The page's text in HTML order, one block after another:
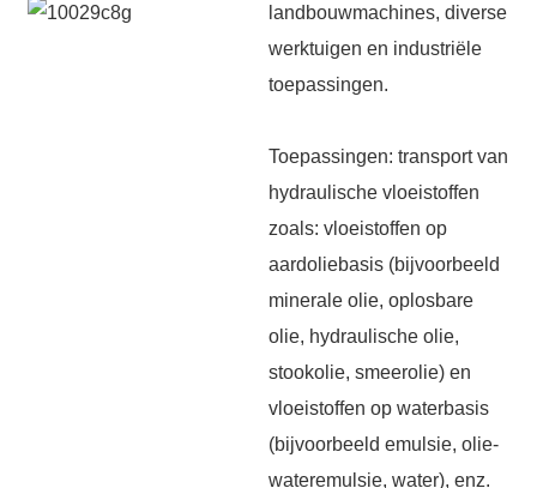
landbouwmachines, diverse
werktuigen en industriële
toepassingen.
Toepassingen: transport van
hydraulische vloeistoffen
zoals: vloeistoffen op
aardoliebasis (bijvoorbeeld
minerale olie, oplosbare
olie, hydraulische olie,
stookolie, smeerolie) en
vloeistoffen op waterbasis
(bijvoorbeeld emulsie, olie-
wateremulsie, water), enz.